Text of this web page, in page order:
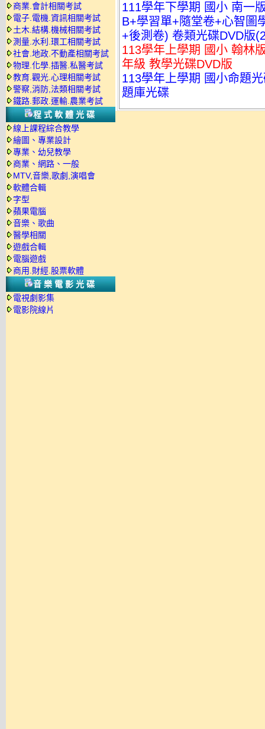
商業.會計相關考試
電子.電機.資訊相關考試
土木.結構.機械相關考試
測量.水利.環工相關考試
社會.地政.不動產相關考試
物理.化學.插醫.私醫考試
教育.觀光.心理相關考試
警察,消防,法類相關考試
鐵路.郵政.運輸.農業考試
程式軟體光碟
線上課程綜合教學
繪圖、專業設計
專業、幼兒教學
商業、網路、一般
MTV,音樂,歌劇,演唱會
軟體合輯
字型
蘋果電腦
音樂、歌曲
醫學相關
遊戲合輯
電腦遊戲
商用.財經.股票軟體
音樂電影光碟
電視劇影集
電影院線片
111學年下學期 國小 南一
B+學習單+隨堂卷+心智圖
+後測卷) 卷類光碟DVD版
113學年上學期 國小 翰林
年級 教學光碟DVD版
113學年上學期 國小命題
題庫光碟